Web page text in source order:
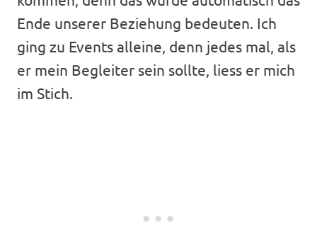
Ende unserer Beziehung bedeuten. Ich
ging zu Events alleine, denn jedes mal, als
er mein Begleiter sein sollte, liess er mich
im Stich.